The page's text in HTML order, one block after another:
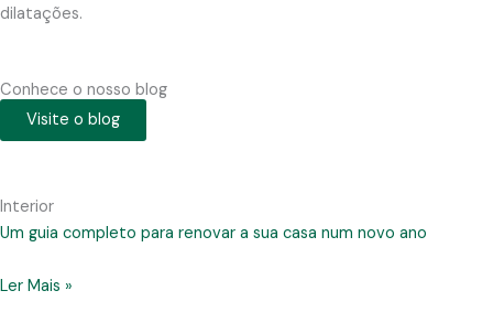
dilatações.
Conhece o nosso blog
Visite o blog
Interior
Um guia completo para renovar a sua casa num novo ano
Ler Mais »